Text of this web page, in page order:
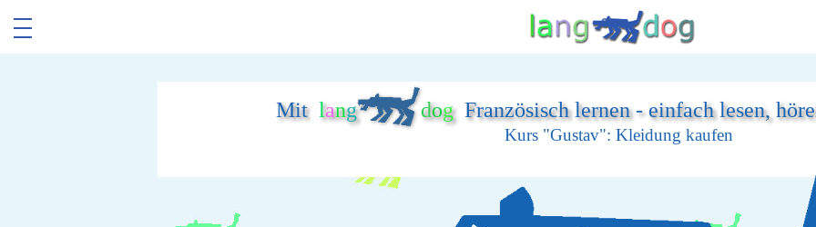
Mit lang dogFranzösisch lernen - einfach lesen,
Kurs "Gustav": Kleidung kaufen